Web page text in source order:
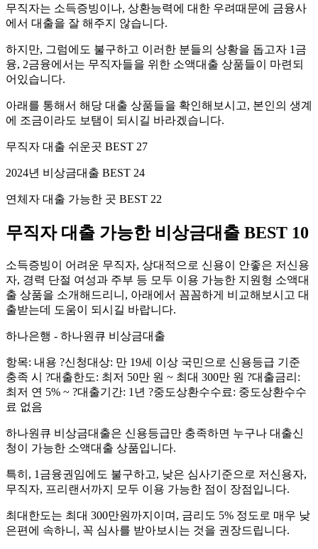
무직자는 소득증빙이나, 상환능력에 대한 우려때문에 금융사
에서 대출을 잘 해주지 않습니다.
하지만, 그럼에도 불구하고 이러한 분들의 상황을 돕고자 1금
융, 2금융에서는 무직자들을 위한 소액대출 상품들이 마련되
어있습니다.
아래를 통해서 해당 대출 상품들을 확인해보시고, 본인의 생계
에 조금이라도 보탬이 되시길 바라겠습니다.
무직자 대출 쉬운곳 BEST 27
2024년 비상금대출 BEST 24
연체자 대출 가능한 곳 BEST 22
무직자 대출 가능한 비상금대출 BEST 10
소득증빙이 어려운 무직자, 상대적으로 신용이 안좋은 저신용
자, 경력 단절 여성과 주부 등 모두 이용 가능한 지원형 소액대
출 상품을 소개해드리니, 아래에서 꼼꼼하게 비교해보시고 대
출받는데 도움이 되시길 바랍니다.
하나은행 - 하나원큐 비상금대출
항목: 내용 ?신청대상: 만 19세 이상 국민으로 신용등급 기준
충족 시 ?대출한도: 최저 50만 원 ~ 최대 300만 원 ?대출금리:
최저 연 5% ~ ?대출기간: 1년 ?중도상환수수료: 중도상환수수
료 없음
하나원큐 비상금대출은 신용등급만 충족하면 누구나 대출신
청이 가능한 소액대출 상품입니다.
특히, 1금융권임에도 불구하고, 낮은 심사기준으로 저신용자,
무직자, 프리랜서까지 모두 이용 가능한 점이 장점입니다.
최대한도는 최대 300만원까지이며, 금리도 5% 정도로 매우 낮
은편에 속하니, 꼭 심사를 받아보시는 것을 권장드립니다.